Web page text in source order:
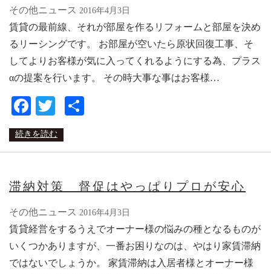
その他ニュース 2016年4月3日
賃貸の最前線、それが部屋を作るリフォームと部屋を決め
るリーシングです。 お部屋が空いたら原状回復工事、そ
してよりお客様が気に入ってくれるようにする為、プラス
αの提案を行います。 その時大事な事はお客様…
Facebook
Twitter
続きを読む
滞納対策 督促はやっぱりプロが安心
その他ニュース 2016年4月3日
賃貸経営をするうえでオーナー様の悩みの種となるものが
いくつかありますが、一番お困りなのは、やはり家賃滞納
ではないでしょうか。 家賃滞納は入居者様とオーナー様